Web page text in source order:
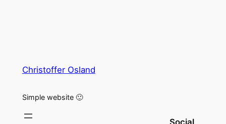
Christoffer Osland
Simple website 🙂